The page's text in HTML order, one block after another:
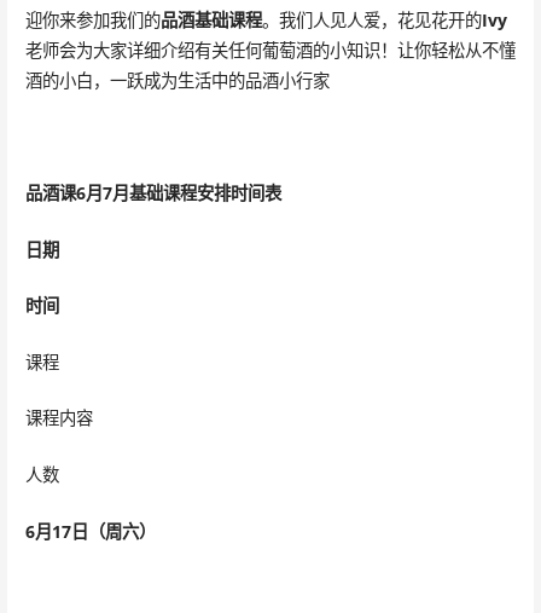
迎你来参加我们的品酒基础课程。我们人见人爱，花见花开的Ivy
老师会为大家详细介绍有关任何葡萄酒的小知识！让你轻松从不懂
酒的小白，一跃成为生活中的品酒小行家
品酒课6月7月基础课程安排时间表
日期
时间
课程
课程内容
人数
6月17日（周六）